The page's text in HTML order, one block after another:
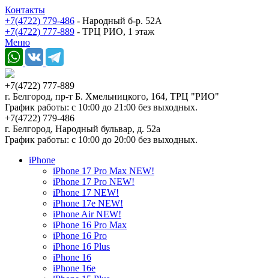
Контакты
+7(4722) 779-486 - Народный б-р. 52А
+7(4722) 777-889 - ТРЦ РИО, 1 этаж
Меню
+7(4722) 777-889
г. Белгород, пр-т Б. Хмельницкого, 164, ТРЦ "РИО"
График работы: с 10:00 до 21:00 без выходных.
+7(4722) 779-486
г. Белгород, Народный бульвар, д. 52а
График работы: с 10:00 до 20:00 без выходных.
iPhone
iPhone 17 Pro Max NEW!
iPhone 17 Pro NEW!
iPhone 17 NEW!
iPhone 17e NEW!
iPhone Air NEW!
iPhone 16 Pro Max
iPhone 16 Pro
iPhone 16 Plus
iPhone 16
iPhone 16e